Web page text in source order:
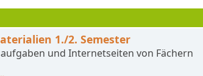
1./2. Semester
und Internetseiten von Fächern